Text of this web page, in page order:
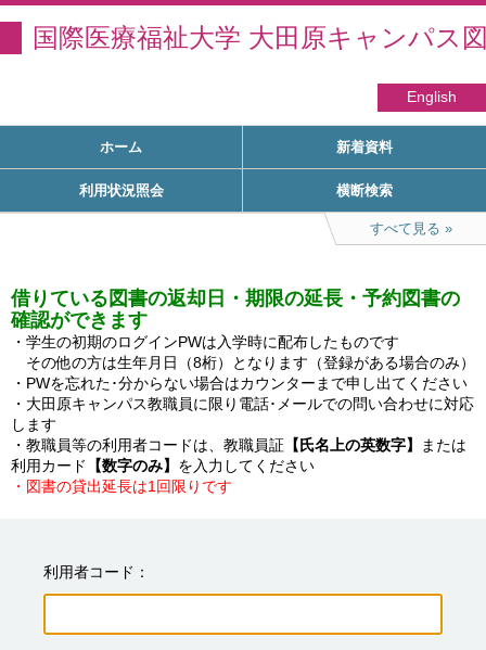
国際医療福祉大学 大田原キャンパス
English
ホーム 新着資料
利用状況照会 横断検索
すべて見る
借りている図書の返却日・期限の延長・予約図書の
確認ができます
・学生の初期のログインPWは入学時に配布したものです
その他の方は生年月日（8桁）となります（登録がある場合のみ）
・PWを忘れた･分からない場合はカウンターまで申し出てください
・大田原キャンパス教職員に限り電話･メールでの問い合わせに対応
します
・教職員等の利用者コードは、教職員証 【氏名上の英数字】
または
利用カード
【数字のみ】
・図書の貸出延長は1回限りです
利用者コード